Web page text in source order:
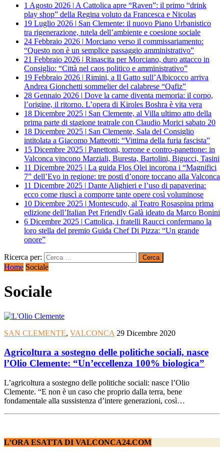
1 Agosto 2026 | A Cattolica apre “Raven”: il primo “drink
play shop” della Regina voluto da Francesca e Nicolas
19 Luglio 2026 | San Clemente: il nuovo Piano Urbanistico
tra rigenerazione, tutela dell’ambiente e coesione sociale
24 Febbraio 2026 | Morciano verso il commissariamento:
“Questo non è un semplice passaggio amministrativo”
21 Febbraio 2026 | Rinascita per Morciano, duro attacco in
Consiglio: “Città nel caos politico e amministrativo”
19 Febbraio 2026 | Rimini, a Il Gatto sull’Albicocco arriva
Andrea Gionchetti sommelier del calabrese “Qafiz”
28 Gennaio 2026 | Dove la carne diventa memoria: il corpo,
l’origine, il ritorno. L’opera di Kiroles Boshra è vita vera
18 Dicembre 2025 | San Clemente, al Villa ultimo atto della
prima parte di stagione teatrale con Claudio Morici sabato 20
18 Dicembre 2025 | San Clemente, Sala del Consiglio
intitolata a Giacomo Matteotti: “Vittima della furia fascista”
15 Dicembre 2025 | Panettoni, torrone e contro-panettone: in
Valconca vincono Marziali, Buresta, Bartolini, Bigucci, Tasini
11 Dicembre 2025 | La guida Flos Olei incorona i “Magnifici
7” dell’Evo in regione: tre posti d’onore toccano alla Valconca
11 Dicembre 2025 | Dante Alighieri e l’uso di papaverina:
ecco come riuscì a comporre tante opere così voluminose
10 Dicembre 2025 | Montescudo, al Teatro Rosaspina prima
edizione dell’Italian Pet Friendly Galà ideato da Marco Bonini
6 Dicembre 2025 | Cattolica, i fratelli Raucci confermano la
loro stella del premio Guida Chef Di Pizza: “Un grande
onore”
Ricerca per:
Home Sociale
Sociale
SAN CLEMENTE, VALCONCA 29 Dicembre 2020
Agricoltura a sostegno delle politiche sociali, nasce
l’Olio Clemente: “Un’eccellenza 100% biologica”
L’agricoltura a sostegno delle politiche sociali: nasce l’Olio
Clemente. “E non è un caso che proprio dalla terra, bene
fondamentale alla sussistenza d’intere generazioni, così…
L’ORA ESATTA DI VALCONCA24.COM